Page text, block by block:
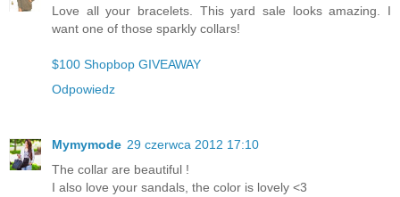
Love all your bracelets. This yard sale looks amazing. I
want one of those sparkly collars!
$100 Shopbop GIVEAWAY
Odpowiedz
Mymymode 29 czerwca 2012 17:10
The collar are beautiful !
I also love your sandals, the color is lovely <3